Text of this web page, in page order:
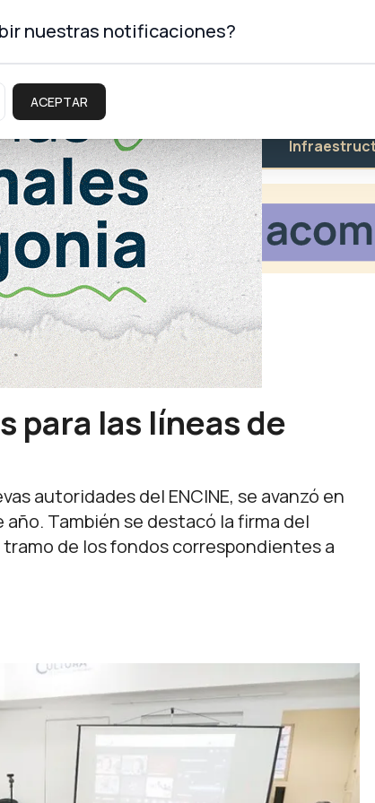
Educación Salud
para las líneas de
autoridades del ENCINE, se avanzó en
También se destacó la firma del
de los fondos correspondientes a
nuestras notificaciones?
ACEPTAR